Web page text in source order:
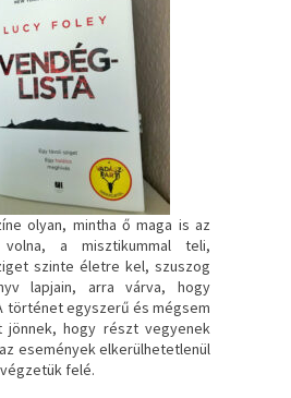
olyan, mintha ő maga is az
a misztikummal teli,
szinte életre kel, szuszog
lapjain, arra várva, hogy
történet egyszerű és mégsem
jönnek, hogy részt vegyenek
események elkerülhetetlenül
felé.